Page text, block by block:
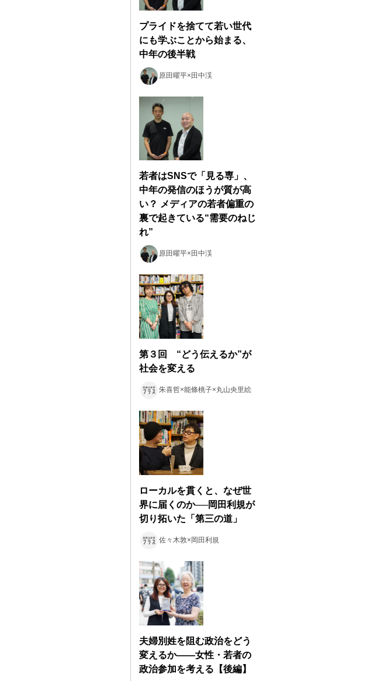
プライドを捨てて若い世代
にも学ぶことから始まる、
中年の後半戦
原田曜平×田中渓
若者はSNSで「見る専」、
中年の発信のほうが質が高
い？ メディアの若者偏重の
裏で起きている“需要のねじ
れ”
原田曜平×田中渓
第３回 “どう伝えるか”が
社会を変える
朱喜哲×能條桃子×丸山央里絵
ローカルを貫くと、なぜ世
界に届くのか──岡田利規が
切り拓いた「第三の道」
佐々木敦×岡田利規
夫婦別姓を阻む政治をどう
変えるか――女性・若者の
政治参加を考える【後編】